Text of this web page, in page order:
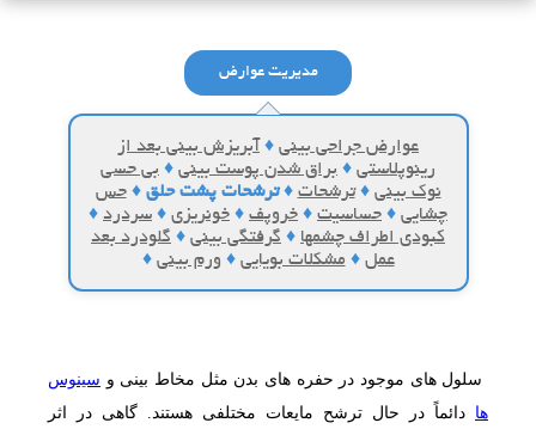
مدیریت عوارض
عوارض جراحی بینی ♦ آبریزش بینی بعد از
رینوپلاستی ♦ براق شدن پوست بینی ♦ بی حسی
نوک بینی ♦ ترشحات ♦ ترشحات پشت حلق ♦ حس
چشایی ♦ حساسیت ♦ خروپف ♦ خونریزی ♦ سردرد ♦
کبودی اطراف چشمها ♦ گرفتگی بینی ♦ گلودرد بعد
عمل ♦ مشکلات بویایی ♦ ورم بینی ♦
سلول های موجود در حفره های بدن مثل مخاط بینی و سینوس
ها دائماً در حال ترشح مایعات مختلفی هستند. گاهی در اثر